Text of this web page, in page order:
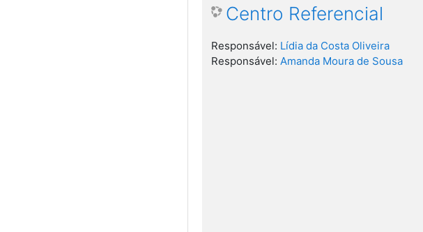
Centro Referencial
Responsável: Lídia da Costa Oliveira
Responsável: Amanda Moura de Sousa